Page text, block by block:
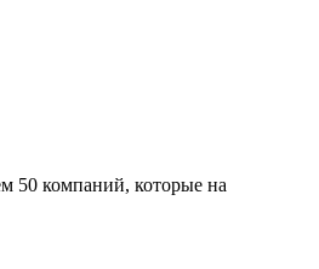
50 компаний, которые на